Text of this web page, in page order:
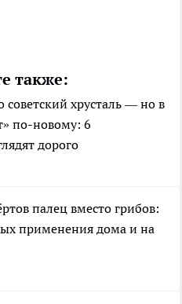
также:
хрусталь — но в
по-новому: 6
дорого
палец вместо грибов:
применения дома и на